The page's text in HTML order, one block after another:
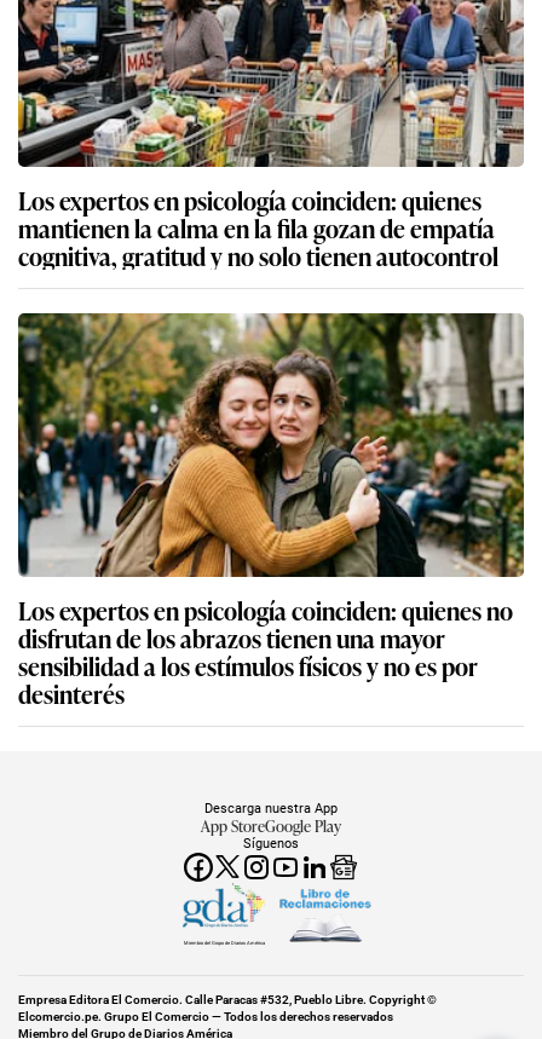
Los expertos en psicología coinciden: quienes
mantienen la calma en la fila gozan de empatía
cognitiva, gratitud y no solo tienen autocontrol
Los expertos en psicología coinciden: quienes no
disfrutan de los abrazos tienen una mayor
sensibilidad a los estímulos físicos y no es por
desinterés
Síguenos
Descarga nuestra App
App StoreGoogle Play
Miembro del Grupo de Diarios América
Empresa Editora El Comercio. Calle Paracas #532, Pueblo Libre. Copyright ©
Elcomercio.pe. Grupo El Comercio — Todos los derechos reservados
Miembro del Grupo de Diarios América